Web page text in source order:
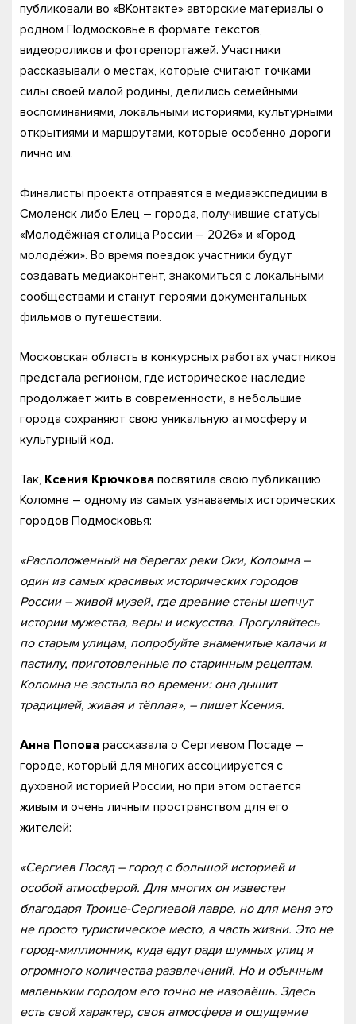
публиковали во «ВКонтакте» авторские материалы о
родном Подмосковье в формате текстов,
видеороликов и фоторепортажей. Участники
рассказывали о местах, которые считают точками
силы своей малой родины, делились семейными
воспоминаниями, локальными историями, культурными
открытиями и маршрутами, которые особенно дороги
лично им.
Финалисты проекта отправятся в медиаэкспедиции в
Смоленск либо Елец – города, получившие статусы
«Молодёжная столица России – 2026» и «Город
молодёжи». Во время поездок участники будут
создавать медиаконтент, знакомиться с локальными
сообществами и станут героями документальных
фильмов о путешествии.
Московская область в конкурсных работах участников
предстала регионом, где историческое наследие
продолжает жить в современности, а небольшие
города сохраняют свою уникальную атмосферу и
культурный код.
Так, Ксения Крючкова посвятила свою публикацию
Коломне – одному из самых узнаваемых исторических
городов Подмосковья:
«Расположенный на берегах реки Оки, Коломна –
один из самых красивых исторических городов
России – живой музей, где древние стены шепчут
истории мужества, веры и искусства. Прогуляйтесь
по старым улицам, попробуйте знаменитые калачи и
пастилу, приготовленные по старинным рецептам.
Коломна не застыла во времени: она дышит
традицией, живая и тёплая», – пишет Ксения.
Анна Попова рассказала о Сергиевом Посаде –
городе, который для многих ассоциируется с
духовной историей России, но при этом остаётся
живым и очень личным пространством для его
жителей:
«Сергиев Посад – город с большой историей и
особой атмосферой. Для многих он известен
благодаря Троице-Сергиевой лавре, но для меня это
не просто туристическое место, а часть жизни. Это не
город-миллионник, куда едут ради шумных улиц и
огромного количества развлечений. Но и обычным
маленьким городом его точно не назовёшь. Здесь
есть свой характер, своя атмосфера и ощущение